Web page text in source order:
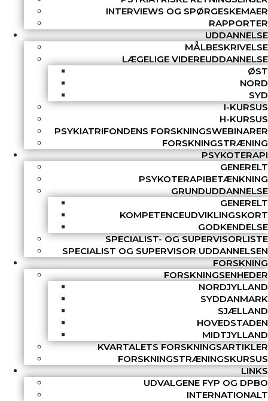
INTERVIEWS OG SPØRGESKEMAER
RAPPORTER
UDDANNELSE
MÅLBESKRIVELSE
LÆGELIGE VIDEREUDDANNELSE
ØST
NORD
SYD
I-KURSUS
H-KURSUS
PSYKIATRIFONDENS FORSKNINGSWEBINARER
FORSKNINGSTRÆNING
PSYKOTERAPI
GENERELT
PSYKOTERAPIBETÆNKNING
GRUNDUDDANNELSE
GENERELT
KOMPETENCEUDVIKLINGSKORT
GODKENDELSE
SPECIALIST- OG SUPERVISORLISTE
SPECIALIST OG SUPERVISOR UDDANNELSEN
FORSKNING
FORSKNINGSENHEDER
NORDJYLLAND
SYDDANMARK
SJÆLLAND
HOVEDSTADEN
MIDTJYLLAND
KVARTALETS FORSKNINGSARTIKLER
FORSKNINGSTRÆNINGSKURSUS
LINKS
UDVALGENE FYP OG DPBO
INTERNATIONALT